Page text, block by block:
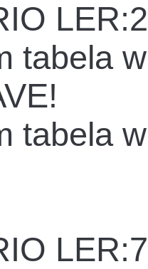
tabela
tabela